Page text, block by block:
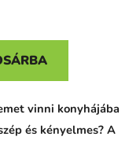
vinni konyhájába
és kényelmes? A